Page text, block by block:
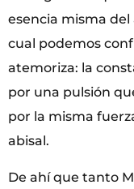
esencia misma
cual podemos
atemoriza: la
por una pulsión
por la misma
abisal.
De ahí que tanto